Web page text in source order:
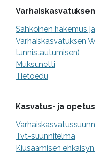
Sähköinen hakemus
Varhaiskasvatuksen
tunnistautumisen)
Muksunetti
Tietoedu
Kasvatus- ja
Tvt-suunnitelma
Kiusaamisen